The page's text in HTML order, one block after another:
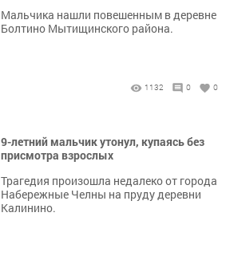
Мальчика нашли повешенным в деревне
Болтино Мытищинского района.
1132 0 0
9-летний мальчик утонул, купаясь без
присмотра взрослых
Трагедия произошла недалеко от города
Набережные Челны на пруду деревни
Калинино.